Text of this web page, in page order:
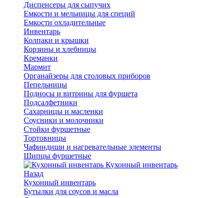
Диспенсеры для сыпучих
Емкости и мельницы для специй
Емкости охладительные
Инвентарь
Колпаки и крышки
Корзины и хлебницы
Креманки
Мармит
Органайзеры для столовых приборов
Пепельницы
Подносы и витрины для фуршета
Подсалфетники
Сахарницы и масленки
Соусники и молочники
Стойки фуршетные
Тортовницы
Чафиндиши и нагревательные элементы
Щипцы фуршетные
Кухонный инвентарь
Назад
Кухонный инвентарь
Бутылки для соусов и масла